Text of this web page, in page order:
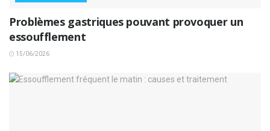
Problèmes gastriques pouvant provoquer un
essoufflement
15/06/2026